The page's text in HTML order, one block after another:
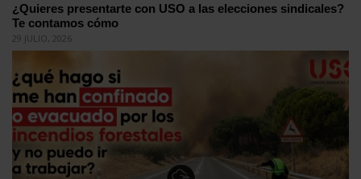
¿Quieres presentarte con USO a las elecciones sindicales?
Te contamos cómo
29 JULIO, 2026